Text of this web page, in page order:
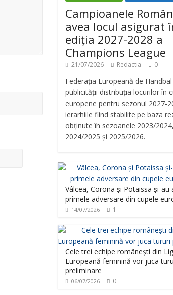
Campioanele
avea locul asigurat
ediția 2027-2028 a
Champions League
21/07/2026 Redactia 0
Federația Europeană de
publicității distribuția locurilor în
europene pentru sezonul 2027-
ierarhiile fiind stabilite pe baza
obținute în sezoanele 2023/2024,
2024/2025 și 2025/2026.
Vâlcea, Corona și Potaissa și-au
primele adversare din cupele
14/07/2026 1
Cele trei echipe românești din
Europeană feminină vor juca
preliminare
06/07/2026 0